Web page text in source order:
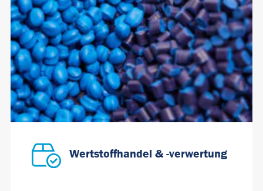
Wertstoffhandel & -verwertung